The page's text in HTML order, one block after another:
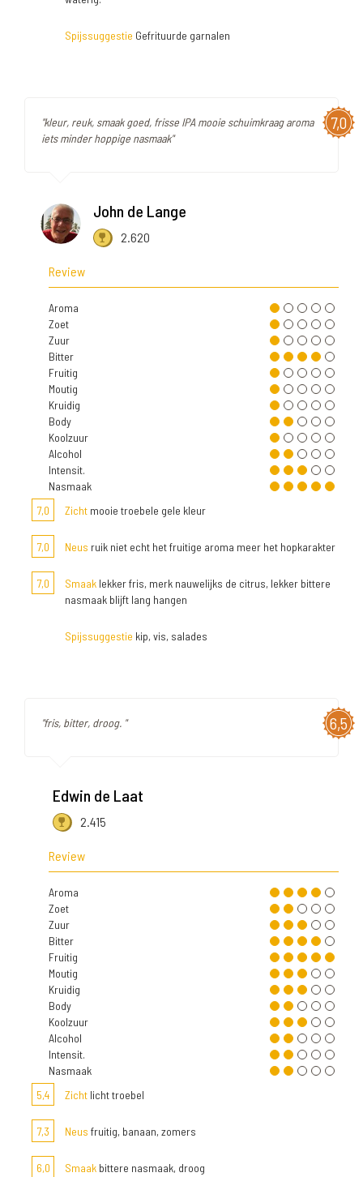
Spijssuggestie Gefrituurde garnalen
7,0
"kleur, reuk, smaak goed, frisse IPA mooie schuimkraag aroma
iets minder hoppige nasmaak"
John de Lange
2.620
Review
Aroma
Zoet
Zuur
Bitter
Fruitig
Moutig
Kruidig
Body
Koolzuur
Alcohol
Intensit.
Nasmaak
7,0
Zicht mooie troebele gele kleur
7,0 Neus ruik niet echt het fruitige aroma meer het hopkarakter
7,0 Smaak lekker fris, merk nauwelijks de citrus, lekker bittere
nasmaak blijft lang hangen
Spijssuggestie kip, vis, salades
6,5
"fris, bitter, droog. "
Edwin de Laat
2.415
Review
Aroma
Zoet
Zuur
Bitter
Fruitig
Moutig
Kruidig
Body
Koolzuur
Alcohol
Intensit.
Nasmaak
5,4
Zicht licht troebel
7,3 Neus fruitig, banaan, zomers
6,0 Smaak bittere nasmaak, droog